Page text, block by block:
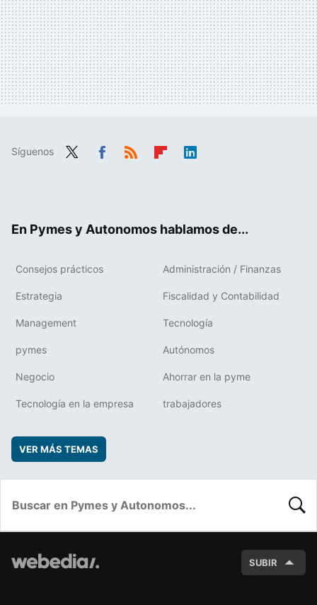
Síguenos
En Pymes y Autonomos hablamos de...
Consejos prácticos Administración / Finanzas
Estrategia Fiscalidad y Contabilidad
Management Tecnología
pymes Autónomos
Negocio Ahorrar en la pyme
Tecnología en la empresa trabajadores
VER MÁS TEMAS
SUBIR